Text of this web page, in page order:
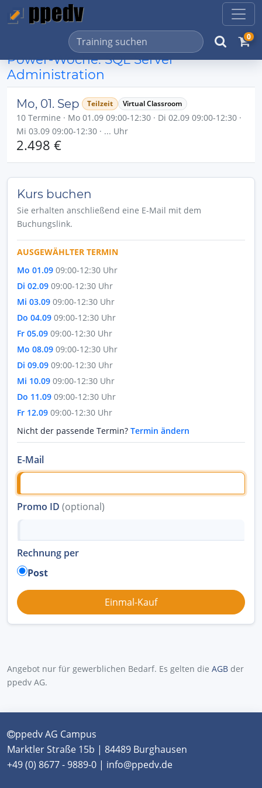
0
Power-Woche: SQL Server
Administration
Mo, 01. Sep Teilzeit Virtual Classroom
10 Termine · Mo 01.09 09:00-12:30 · Di 02.09 09:00-12:30 ·
Mi 03.09 09:00-12:30 · ... Uhr
2.498 €
Kurs buchen
Sie erhalten anschließend eine E-Mail mit dem
Buchungslink.
AUSGEWÄHLTER TERMIN
Mo 01.09 09:00-12:30 Uhr
Di 02.09 09:00-12:30 Uhr
Mi 03.09 09:00-12:30 Uhr
Do 04.09 09:00-12:30 Uhr
Fr 05.09 09:00-12:30 Uhr
Mo 08.09 09:00-12:30 Uhr
Di 09.09 09:00-12:30 Uhr
Mi 10.09 09:00-12:30 Uhr
Do 11.09 09:00-12:30 Uhr
Fr 12.09 09:00-12:30 Uhr
Nicht der passende Termin? Termin ändern
E-Mail
Promo ID (optional)
Rechnung per
Post
Angebot nur für gewerblichen Bedarf. Es gelten die AGB der
ppedv AG.
ppedv AG Campus
Marktler Straße 15b | 84489 Burghausen
+49 (0) 8677 - 9889-0 | info@ppedv.de